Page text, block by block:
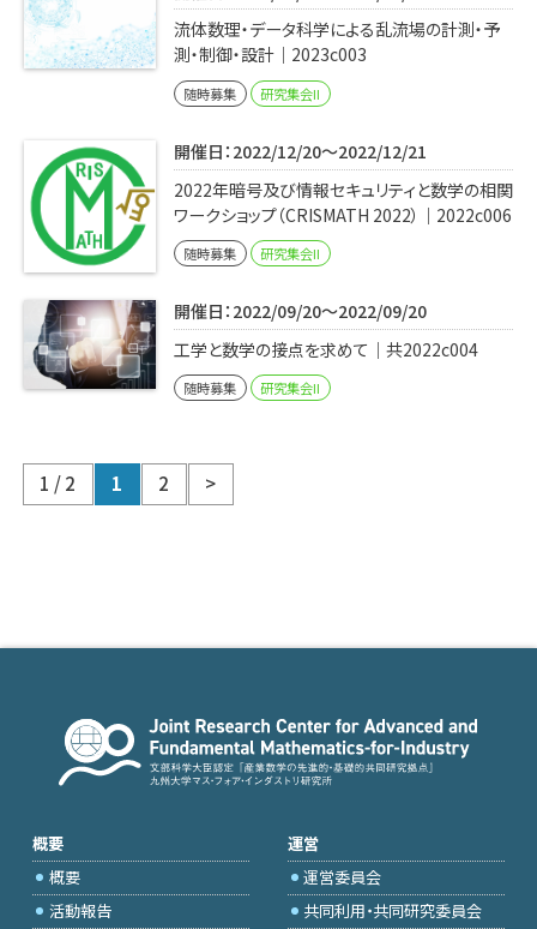
流体数理・データ科学による乱流場の計測・予
測・制御・設計｜2023c003
随時募集 研究集会II
開催日：2022/12/20～2022/12/21
2022年暗号及び情報セキュリティと数学の相関
ワークショップ（CRISMATH 2022）｜2022c006
随時募集 研究集会II
開催日：2022/09/20～2022/09/20
工学と数学の接点を求めて｜共2022c004
随時募集 研究集会II
1 / 2 1 2 >
概要
概要
活動報告
運営
運営委員会
共同利用・共同研究委員会